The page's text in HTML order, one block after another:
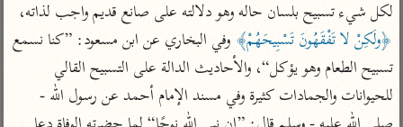
تفسير السمرقندي
تفسير الثعلبي
تفسير أبي السعود
الكشاف للزمخشري
الدر المنثور
تفسير ابن أبي حاتم
تفسير مقاتل
تفسير قتادة
لكل شيء تسبيح بلسان حاله وهو دلالته على صانع قديم واجب لذاته،
﴿ولَكِنْ لا تَفْقَهُونَ تَسْبِيحَهُمْ﴾